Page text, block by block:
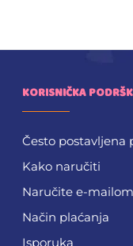
KORISNIČKA
Često postavljena
Kako naručiti
Naručite e-mailom
Način plaćanja
Isporuka